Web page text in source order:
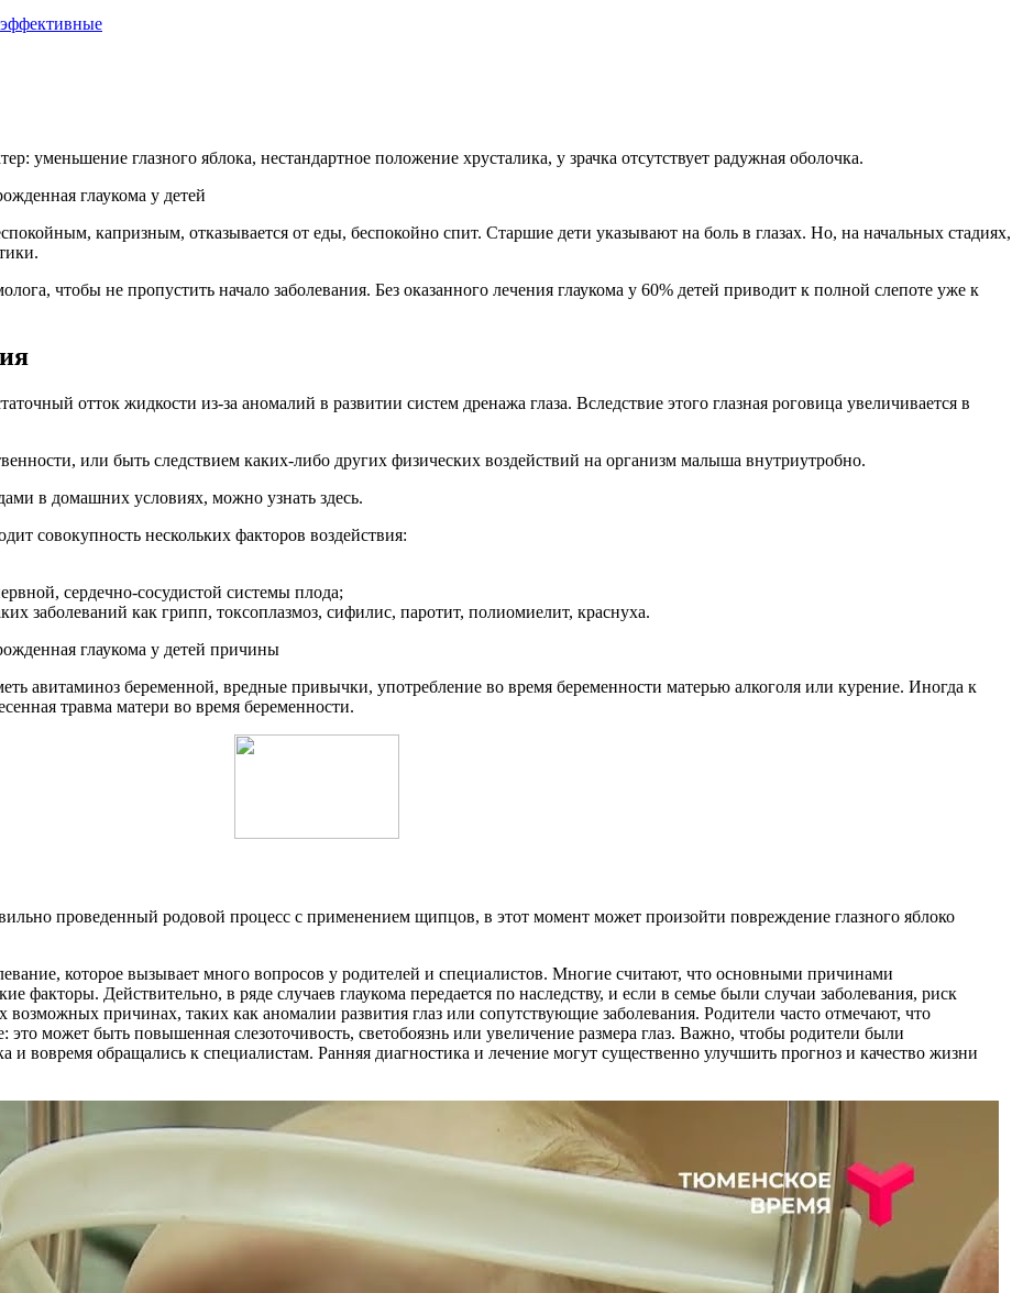
уменьшение глазного яблока, нестандартное положение хрусталика, у зрачка отсутствует радужная оболочка.
капризным, отказывается от еды, беспокойно спит. Старшие дети указывают на боль в глазах. Но, на начальных стадиях,
чтобы не пропустить начало заболевания. Без оказанного лечения глаукома у 60% детей приводит к полной слепоте уже к
отток жидкости из-за аномалий в развитии систем дренажа глаза. Вследствие этого глазная роговица увеличивается в
или быть следствием каких-либо других физических воздействий на организм малыша внутриутробно.
в домашних условиях, можно узнать здесь.
совокупность нескольких факторов воздействия:
сердечно-сосудистой системы плода;
заболеваний как грипп, токсоплазмоз, сифилис, паротит, полиомиелит, краснуха.
авитаминоз беременной, вредные привычки, употребление во время беременности матерью алкоголя или курение. Иногда к
травма матери во время беременности.
проведенный родовой процесс с применением щипцов, в этот момент может произойти повреждение глазного яблоко
которое вызывает много вопросов у родителей и специалистов. Многие считают, что основными причинами
факторы. Действительно, в ряде случаев глаукома передается по наследству, и если в семье были случаи заболевания, риск
возможных причинах, таких как аномалии развития глаз или сопутствующие заболевания. Родители часто отмечают, что
это может быть повышенная слезоточивость, светобоязнь или увеличение размера глаз. Важно, чтобы родители были
и вовремя обращались к специалистам. Ранняя диагностика и лечение могут существенно улучшить прогноз и качество жизни